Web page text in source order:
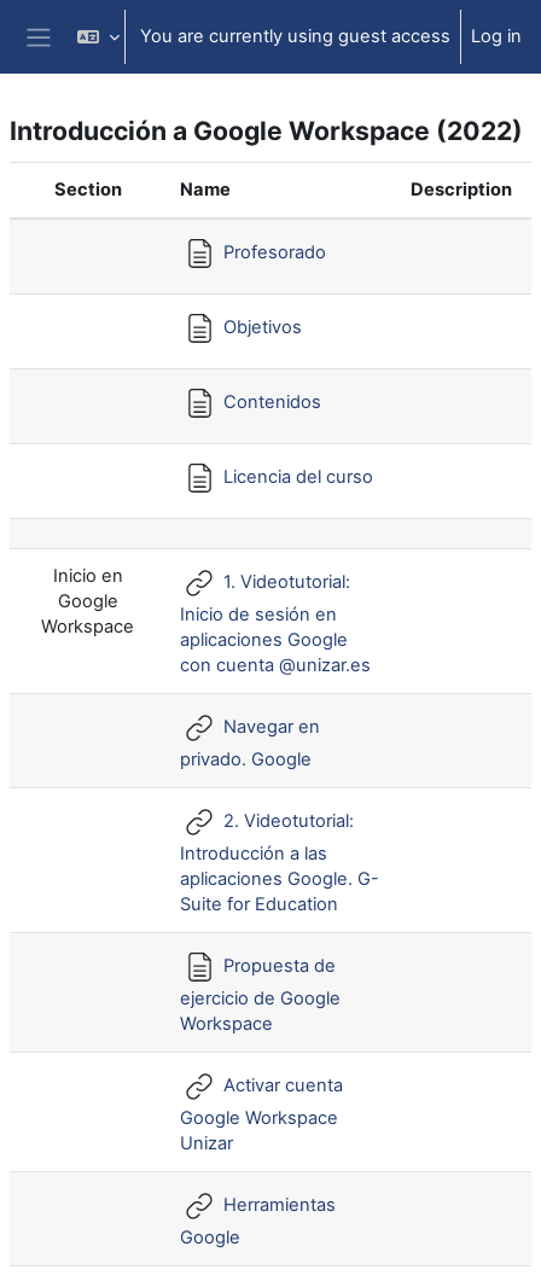
Skip to main content
Side panel
You are currently using guest access Log in
Introducción a Google Workspace (2022)
Section Name Description
Profesorado
Objetivos
Contenidos
Licencia del curso
Inicio en
Google
Workspace
1. Videotutorial:
Inicio de sesión en
aplicaciones Google
con cuenta @unizar.es
Navegar en
privado. Google
2. Videotutorial:
Introducción a las
aplicaciones Google. G-
Suite for Education
Propuesta de
ejercicio de Google
Workspace
Activar cuenta
Google Workspace
Unizar
Herramientas
Google